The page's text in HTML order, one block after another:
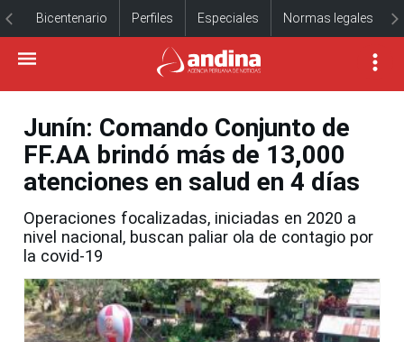
Bicentenario Perfiles Especiales Normas legales
Junín: Comando Conjunto de
FF.AA brindó más de 13,000
atenciones en salud en 4 días
Operaciones focalizadas, iniciadas en 2020 a
nivel nacional, buscan paliar ola de contagio por
la covid-19